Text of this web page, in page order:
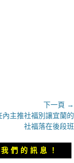
下一頁 →
內主推社福別讓宜蘭的
社福落在後段班
們的訊息！